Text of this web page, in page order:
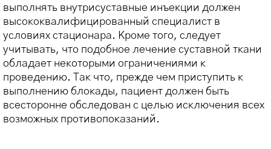
выполнять внутрисуставные инъекции должен
высококвалифицированный специалист в
условиях стационара. Кроме того, следует
учитывать, что подобное лечение суставной ткани
обладает некоторыми ограничениями к
проведению. Так что, прежде чем приступить к
выполнению блокады, пациент должен быть
всесторонне обследован с целью исключения всех
возможных противопоказаний.